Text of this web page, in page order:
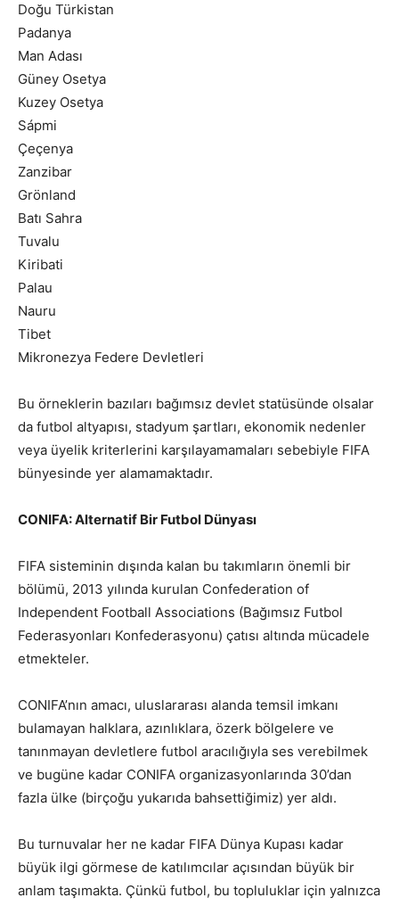
Doğu Türkistan
Padanya
Man Adası
Güney Osetya
Kuzey Osetya
Sápmi
Çeçenya
Zanzibar
Grönland
Batı Sahra
Tuvalu
Kiribati
Palau
Nauru
Tibet
Mikronezya Federe Devletleri
Bu örneklerin bazıları bağımsız devlet statüsünde olsalar
da futbol altyapısı, stadyum şartları, ekonomik nedenler
veya üyelik kriterlerini karşılayamamaları sebebiyle FIFA
bünyesinde yer alamamaktadır.
CONIFA: Alternatif Bir Futbol Dünyası
FIFA sisteminin dışında kalan bu takımların önemli bir
bölümü, 2013 yılında kurulan Confederation of
Independent Football Associations (Bağımsız Futbol
Federasyonları Konfederasyonu) çatısı altında mücadele
etmekteler.
CONIFA’nın amacı, uluslararası alanda temsil imkanı
bulamayan halklara, azınlıklara, özerk bölgelere ve
tanınmayan devletlere futbol aracılığıyla ses verebilmek
ve bugüne kadar CONIFA organizasyonlarında 30’dan
fazla ülke (birçoğu yukarıda bahsettiğimiz) yer aldı.
Bu turnuvalar her ne kadar FIFA Dünya Kupası kadar
büyük ilgi görmese de katılımcılar açısından büyük bir
anlam taşımakta. Çünkü futbol, bu topluluklar için yalnızca